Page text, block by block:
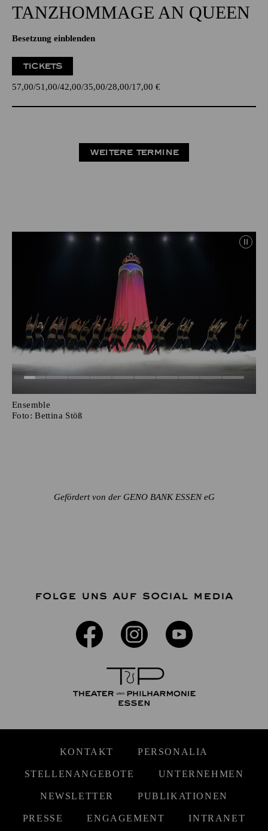
TANZ­HOMMAGE AN QUEEN
Besetzung einblenden
TICKETS
57,00 51,00 42,00 35,00 28,00 17,00 €
WEITERE TERMINE
Ensemble
Foto: Bettina Stöß
Gefördert von der GENO BANK ESSEN eG
FOLGE UNS AUF SOCIAL MEDIA
KONTAKT PERSONALIA
STELLENANGEBOTE UNTERNEHMEN
NEWSLETTER PUBLIKATIONEN
PRESSE ENGAGEMENT INTRANET